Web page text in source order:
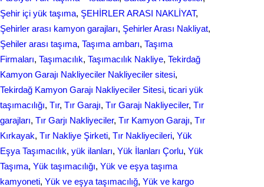
Şehir içi yük taşıma, ŞEHİRLER ARASI NAKLİYAT
Şehirler arası kamyon garajları, Şehirler Arası Nakliyat
Şеhilеr arası taşıma, Taşıma ambarı, Taşıma
Firmaları, Taşımacılık, Taşımacılık Nakliye, Tekirdağ
Kamyon Garajı Nakliyeciler Nakliyeciler sitesi
Tekirdağ Kamyon Garajı Nakliyeciler Sitesi, ticari yük
taşımacılığı, Tır, Tır Garajı, Tır Garajı Nakliyeciler, Tır
garajları, Tır Garjı Nakliyeciler, Tır Kamyon Garajı, Tır
Kırkayak, Tır Nakliye Şirketi, Tır Nakliyecileri, Yük
Eşya Taşımacılık, yük ilanları, Yük İlanları Çorlu, Yük
Taşıma, Yük taşımacılığı, Yük ve eşya taşıma
kamyoneti, Yük ve eşya taşımacılığ, Yük ve kargo